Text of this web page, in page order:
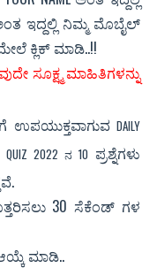
ಇದ್ದಲ್ಲಿ ನಿಮ್ಮ ಮೊಬೈಲ್
ಕ್ಲಿಕ್ ಮಾಡಿ..!!
ಸೂಕ್ಷ್ಮ ಮಾಹಿತಿಗಳನ್ನು
ಉಪಯುಕ್ತವಾಗುವDAILY
QUIZ 2022 ನ 10 ಪ್ರಶ್ನೆಗಳು
30 ಸೆಕೆಂಡ್ ಗಳ
ಮಾಡಿ..